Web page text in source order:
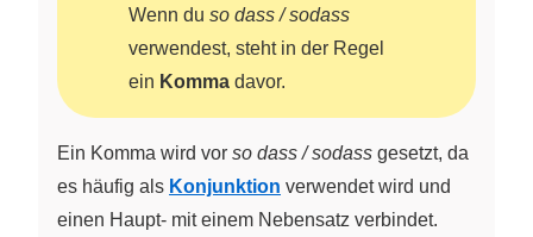
Wenn du so dass / sodass
verwendest, steht in der Regel
ein Komma davor.
Ein Komma wird vor so dass / sodass gesetzt, da
es häufig als Konjunktion verwendet wird und
einen Haupt- mit einem Nebensatz verbindet.